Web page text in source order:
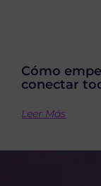
Cómo
conectar
Leer Más